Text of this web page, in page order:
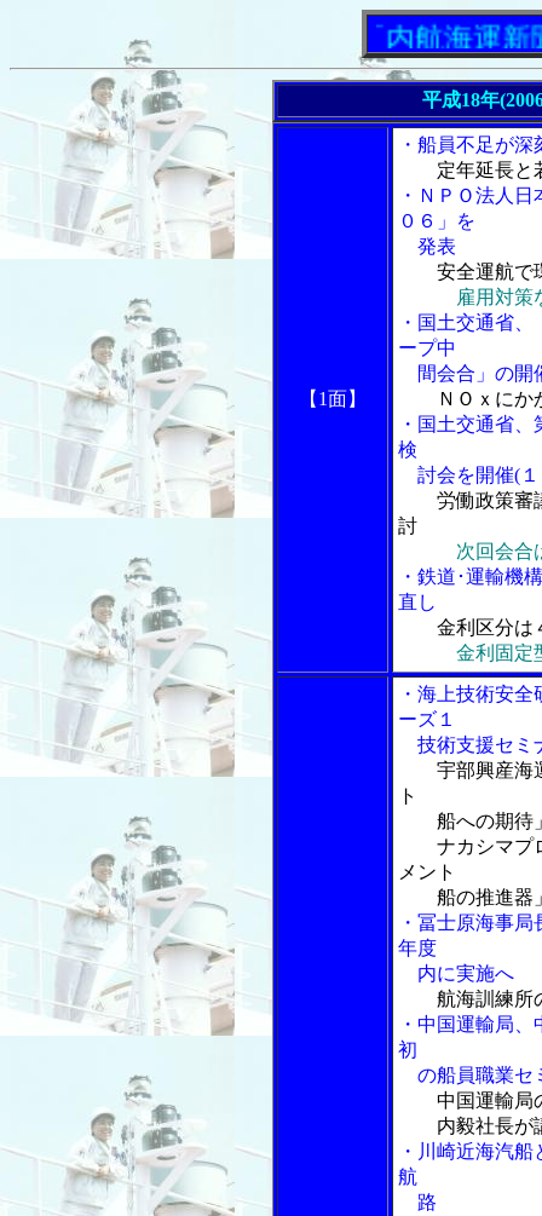
「内航海運新聞」ニ
平成18年
【1面】
・船員不足が
定年延長と
・ＮＰＯ法人
０６」を
発表
安全運航で
雇用対策
・国土交通省
ープ中
間会合」の開
ＮＯｘに
・国土交通省
検
討会を開催(１
労働政策審
討
次回会合
・鉄道･運輸機
直し
金利区分は
金利固定
・海上技術安
ーズ１
技術支援セミ
宇部興産海
ト
船への期待
ナカシマプロ
メント
船の推進器
・冨士原海事
年度
内に実施へ
航海訓練所
・中国運輸局
初
の船員職業セ
中国運輸局
内毅社長が
・川崎近海汽
航
路